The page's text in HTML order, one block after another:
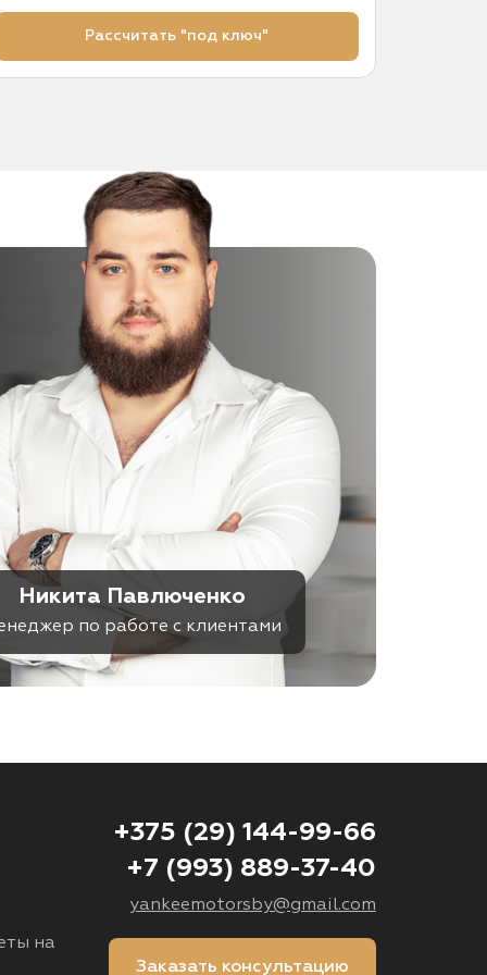
Рассчитать "под ключ"
Никита Павлюченко
по работе с клиентами
+375 (29) 144-99-66
+7 (993) 889-37-40
yankeemotorsby@gmail.com
Заказать консультацию
на